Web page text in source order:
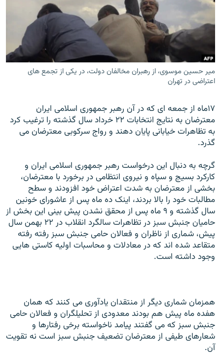
زبان‌های دیگر
میر حسین موسوی، از رهبران مخالفان دولت، در یکی از تجمع های
اعتراضی در تهران
۱۷ماه از جمعه ای که در آن رهبر جمهوری اسلامی ايران
معترضان به نتايج انتخابات ۲۲ خرداد سال گذشته را ترغيب کرد
به تظاهرات خيابانی پايان دهند و رواج سرکوبی معترضان می
گذرد.
گرچه به دنبال اين درخواست رهبر جمهوری اسلامی ايران و
کارکرد بسيج و سپاه و نيروی انتظامی در برخورد با معترضان،
بخشی از معترضان به شدت اعتراض خود افزودند و سطح
مطالبات خود را بالا بردند، اينک ده ماه پس از عاشورای خونين
سال گذشته و ۹ ماه پس از محقق نشدن پيش بينی اين بخش از
حاميان جنبش سبز در تظاهرات سالگرد انقلاب در ۲۲ بهمن سال
پيش، شماری از ناظران و فعالان حامی جنبش سبز رفته رفته
متقاعد شده اند که در معادلات و محاسبات اوليه کاستی هايی
وجود داشته است.
همزمان شماری ديگر از منتقدان يادآوری می کنند که همان
هفده ماه پيش هم بودند معدودی از تحليلگران و فعالان حامی
جنبش سبز که می گفتند پيامد ناخواسته برخی رفتارها و
شعارهای طيفی از معترضان تضعيف جنبش سبز است نه تقويت
آن.